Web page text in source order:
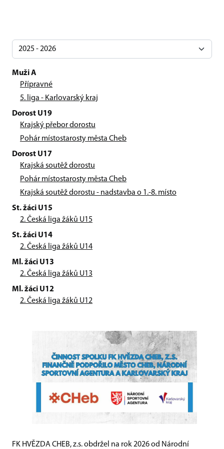
Muži A
Přípravné
5. liga - Karlovarský kraj
Dorost U19
Krajský přebor dorostu
Pohár místostarosty města Cheb
Dorost U17
Krajská soutěž dorostu
Pohár místostarosty města Cheb
Krajská soutěž dorostu - nadstavba o 1.-8. místo
St. žáci U15
2. Česká liga žáků U15
St. žáci U14
2. Česká liga žáků U14
Ml. žáci U13
2. Česká liga žáků U13
Ml. žáci U12
2. Česká liga žáků U12
FK HVĚZDA CHEB, z.s. obdržel na rok 2026 od Národní